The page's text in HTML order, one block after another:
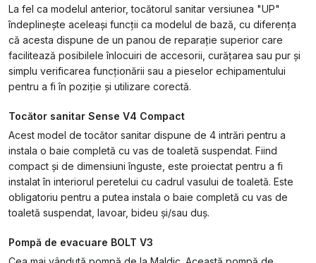
La fel ca modelul anterior, tocătorul sanitar versiunea "UP"
îndeplinește aceleași funcții ca modelul de bază, cu diferența
că acesta dispune de un panou de reparație superior care
facilitează posibilele înlocuiri de accesorii, curățarea sau pur și
simplu verificarea funcționării sau a pieselor echipamentului
pentru a fi în poziție și utilizare corectă.
Tocător sanitar Sense V4 Compact
Acest model de tocător sanitar dispune de 4 intrări pentru a
instala o baie completă cu vas de toaletă suspendat. Fiind
compact și de dimensiuni înguste, este proiectat pentru a fi
instalat în interiorul peretelui cu cadrul vasului de toaletă. Este
obligatoriu pentru a putea instala o baie completă cu vas de
toaletă suspendat, lavoar, bideu și/sau duș.
Pompă de evacuare BOLT V3